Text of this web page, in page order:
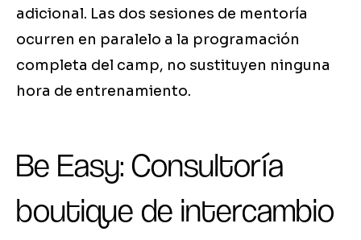
adicional. Las dos sesiones de mentoría
ocurren en paralelo a la programación
completa del camp, no sustituyen ninguna
hora de entrenamiento.
Be Easy: Consultoría
boutique de intercambio